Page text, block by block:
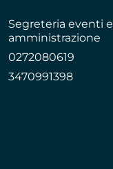
Segreteria eventi e
amministrazione
0272080619
3470991398